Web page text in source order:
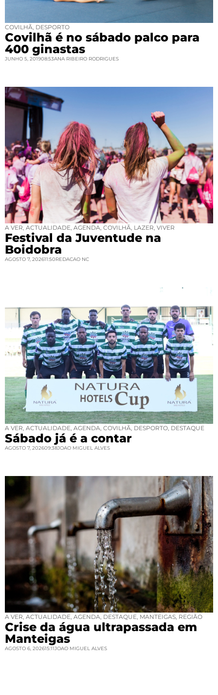
COVILHÃ DESPORTO
Covilhã é no sábado palco para
400 ginastas
JUNHO 5, 201908:53ANA RIBEIRO RODRIGUES
A VER ACTUALIDADE AGENDA COVILHÃ LAZER VIVER
Festival da Juventude na
Boidobra
AGOSTO 7, 202611:50REDACAO NC
A VER ACTUALIDADE AGENDA COVILHÃ DESPORTO DESTAQUE
Sábado já é a contar
AGOSTO 7, 202609:38JOAO MIGUEL ALVES
A VER ACTUALIDADE AGENDA DESTAQUE MANTEIGAS REGIÃO
Crise da água ultrapassada em
Manteigas
AGOSTO 6, 202615:11JOAO MIGUEL ALVES